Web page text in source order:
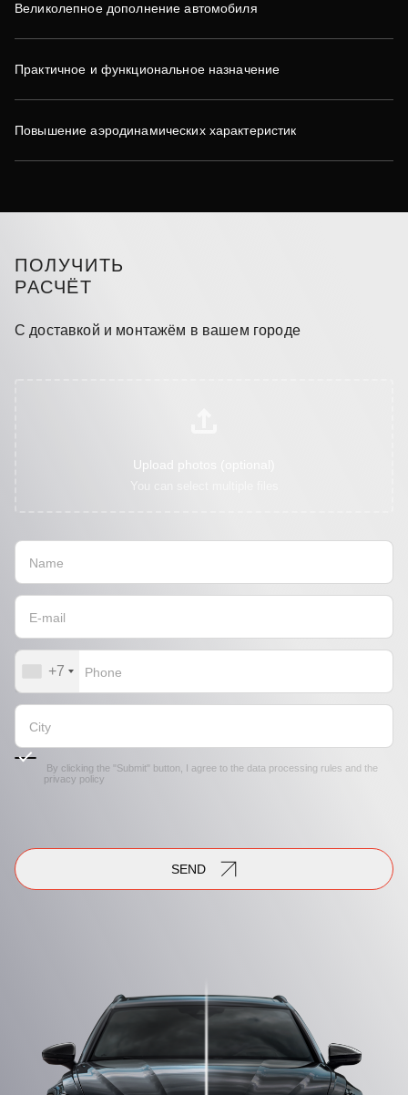
Великолепное дополнение автомобиля
Практичное и функциональное назначение
Повышение аэродинамических характеристик
ПОЛУЧИТЬ
РАСЧЁТ
С доставкой и монтажём в вашем городе
Upload photos (optional)
+7
By clicking the "Submit" button, I agree to the data processing rules and the
privacy policy
SEND